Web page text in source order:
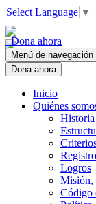
Select Language ▼
Dona ahora
Menú de navegación
Dona ahora
Inicio
Quiénes
Historia
Logros
Misión,
Código